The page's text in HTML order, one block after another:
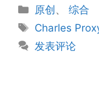
分
类
原创、综合
标
签
Charles
发表评论